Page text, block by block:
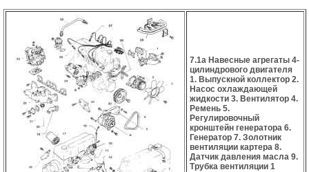
7.1а Навесные агрегаты 4-
цилиндрового двигателя
1. Выпускной коллектор 2.
Насос охлаждающей
жидкости 3. Вентилятор 4.
Ремень 5.
Регулировочный
кронштейн генератора 6.
Генератор 7. Золотник
вентиляции картера 8.
Датчик давления масла 9.
Трубка вентиляции 1